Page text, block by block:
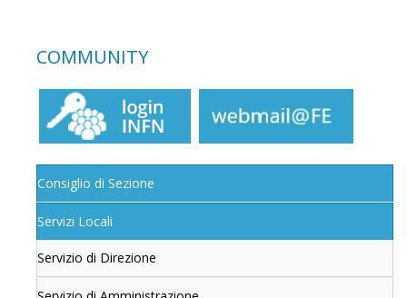
COMMUNITY
Consiglio di Sezione
Servizi Locali
Servizio di Direzione